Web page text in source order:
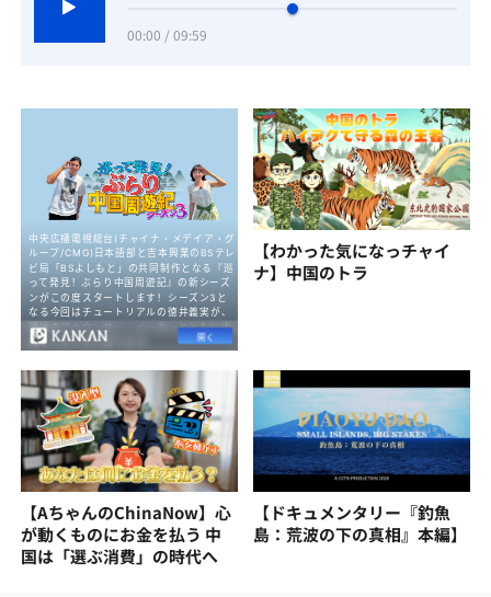
00:00 / 09:59
【わかった気になっチャイ
ナ】中国のトラ
【AちゃんのChinaNow】心
が動くものにお金を払う 中
国は「選ぶ消費」の時代へ
【ドキュメンタリー『釣魚
島：荒波の下の真相』本編】